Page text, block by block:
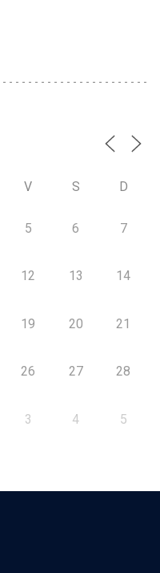
V S D
5 6 7
12 13 14
19 20 21
26 27 28
3 4 5